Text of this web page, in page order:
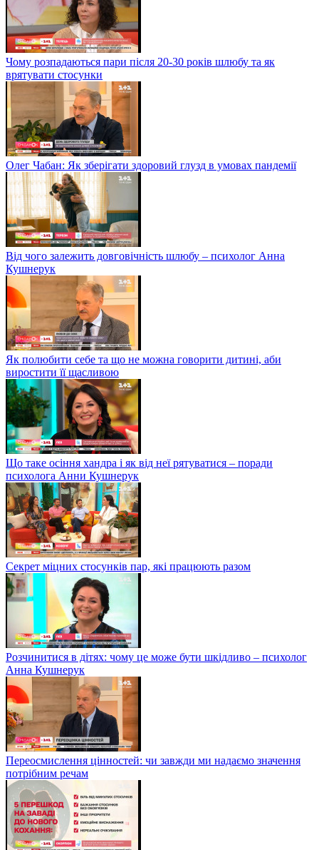
Чому розпадаються пари після 20-30 років шлюбу та як
врятувати стосунки
Олег Чабан: Як зберігати здоровий глузд в умовах пандемії
Від чого залежить довговічність шлюбу – психолог Анна
Кушнерук
Як полюбити себе та що не можна говорити дитині, аби
виростити її щасливою
Що таке осіння хандра і як від неї рятуватися – поради
психолога Анни Кушнерук
Секрет міцних стосунків пар, які працюють разом
Розчинитися в дітях: чому це може бути шкідливо – психолог
Анна Кушнерук
Переосмислення цінностей: чи завжди ми надаємо значення
потрібним речам